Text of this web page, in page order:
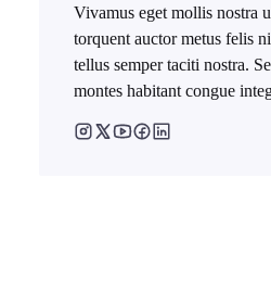
Vivamus eget mollis nostra
torquent auctor metus felis
tellus semper taciti nostra.
montes habitant congue